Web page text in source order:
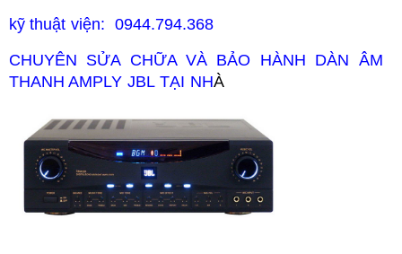
kỹ thuật viện: 0944.794.368
CHUYÊN SỬA CHỮA VÀ BẢO HÀNH DÀN ÂM
THANH AMPLY JBLTẠI NHÀ